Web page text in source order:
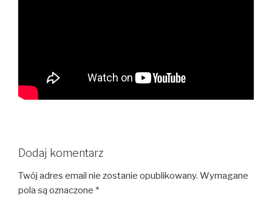
Dodaj komentarz
Twój adres email nie zostanie opublikowany. Wymagane
pola są oznaczone *